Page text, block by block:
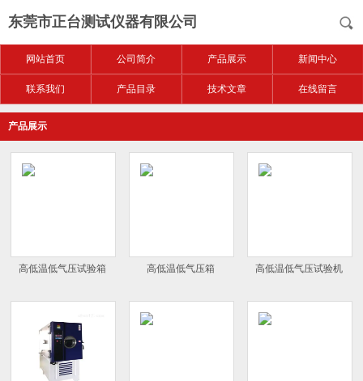
东莞市正台测试仪器有限公司
网站首页 公司简介 产品展示 新闻中心
联系我们 产品目录 技术文章 在线留言
产品展示
高低温低气压试验箱 高低温低气压箱 高低温低气压试验机